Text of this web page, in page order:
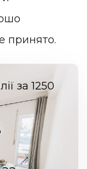
принято.
за 1250